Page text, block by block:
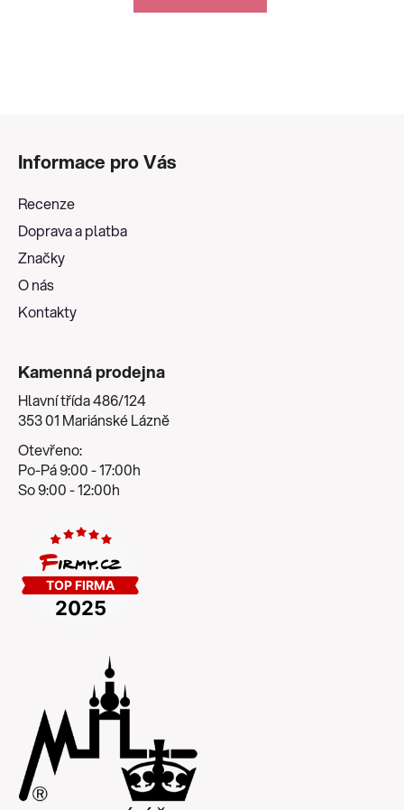
Informace pro Vás
Recenze
Doprava a platba
Značky
O nás
Kontakty
Kamenná prodejna
Hlavní třída 486/124
353 01 Mariánské Lázně
Otevřeno:
Po-Pá 9:00 - 17:00h
So 9:00 - 12:00h